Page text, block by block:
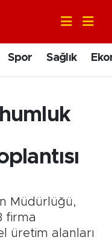
Spor Sağlık
Müdürlüğü,
firma
üretim alanları
Fikstür